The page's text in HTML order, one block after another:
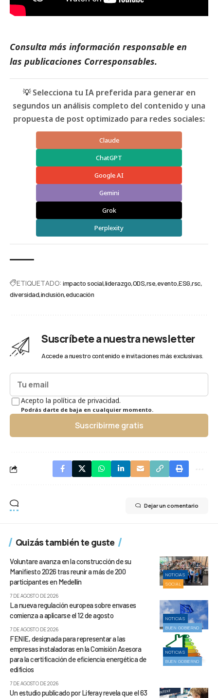
Consulta más información responsable en
las publicaciones Corresponsables.
💡 Selecciona tu IA preferida para generar en
segundos un análisis completo del contenido y una
propuesta de post optimizado para redes sociales:
Claude
ChatGPT
Google AI
Gemini
Grok
Perplexity
ETIQUETADO: impacto social liderazgo ODS rse evento ESG rsc
diversidad inclusión educación
Suscríbete a nuestra newsletter
Accede a nuestro contenido e invitaciones más exclusivas.
Acepto la política de privacidad.
Podrás darte de baja en cualquier momento.
Suscribirme gratis
Dejar un comentario
Quizás también te guste
NOTICIAS
SOCIAL
Voluntare avanza en la construcción de su
Manifiesto 2026 tras reunir a más de 200
participantes en Medellín
7 DE AGOSTO DE 2026
NOTICIAS
BUEN GOBIERNO
La nueva regulación europea sobre envases
comienza a aplicarse el 12 de agosto
7 DE AGOSTO DE 2026
NOTICIAS
BUEN GOBIERNO
FENIE, designada para representar a las
empresas instaladoras en la Comisión Asesora
para la certificación de eficiencia energética de
edificios
7 DE AGOSTO DE 2026
Un estudio publicado por Liferay revela que el 63